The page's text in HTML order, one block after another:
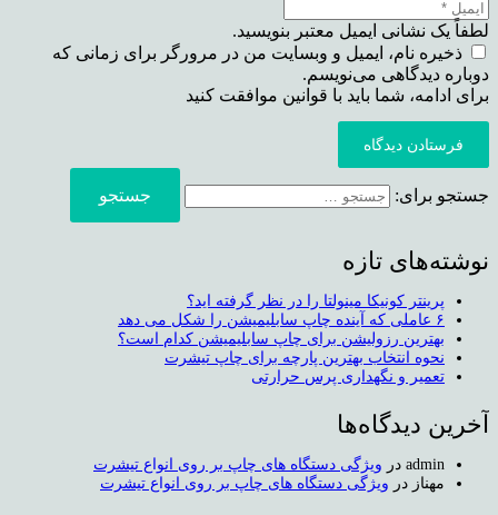
لطفاً یک نشانی ایمیل معتبر بنویسید.
ذخیره نام، ایمیل و وبسایت من در مرورگر برای زمانی که
دوباره دیدگاهی می‌نویسم.
برای ادامه، شما باید با قوانین موافقت کنید
فرستادن دیدگاه
جستجو برای:
نوشته‌های تازه
پرینتر کونیکا مینولتا را در نظر گرفته اید؟
۶ عاملی که آینده چاپ سابلیمیشن را شکل می دهد
بهترین رزولیشن برای چاپ سابلیمیشن کدام است؟
نحوه انتخاب بهترین پارچه برای چاپ تیشرت
تعمیر و نگهداری پرس حرارتی
آخرین دیدگاه‌ها
admin در ویژگی دستگاه های چاپ بر روی انواع تیشرت
مهناز در ویژگی دستگاه های چاپ بر روی انواع تیشرت